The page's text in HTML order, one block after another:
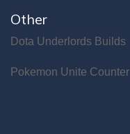
Other
Dota Underlords Builds
Pokemon Unite Counter